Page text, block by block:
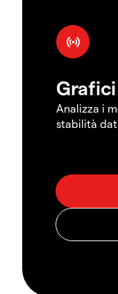
Analizza i
stabilità